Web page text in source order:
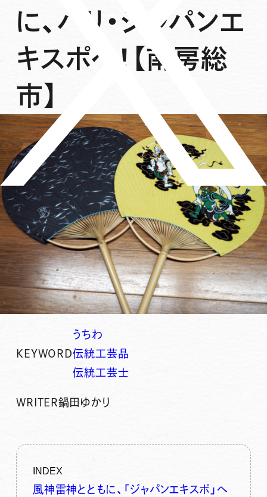
に、パリ・ジャパンエ
キスポへ！【南房総
市】
KEYWORD
うちわ
伝統工芸品
伝統工芸士
WRITER鍋田ゆかり
INDEX
風神雷神とともに、「ジャパンエキスポ」へ